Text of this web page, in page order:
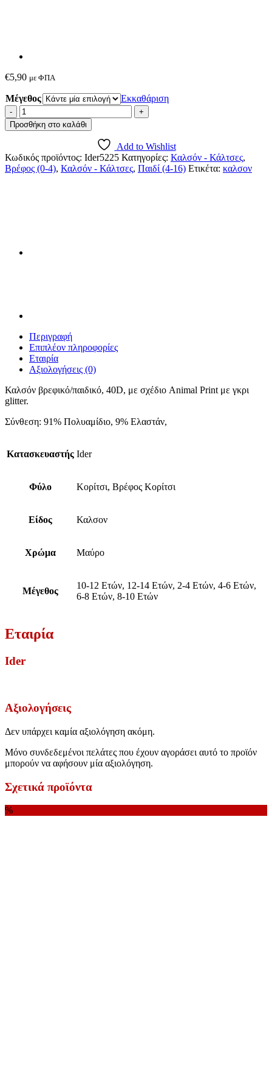
€5,90 με ΦΠΑ
Μέγεθος
Εκκαθάριση
Ider
-
Καλσόν
Παιδικό
Animal
Print
Προσθήκη στο καλάθι
Add to Wishlist
Κωδικός προϊόντος: Ider5225 Κατηγορίες: Καλσόν - Κάλτσες,
Βρέφος (0-4), Καλσόν - Κάλτσες, Παιδί (4-16) Ετικέτα: καλσον
Περιγραφή
Επιπλέον πληροφορίες
Εταιρία
Αξιολογήσεις (0)
Καλσόν βρεφικό/παιδικό, 40D, με σχέδιο Animal Print με γκρι
glitter.
Σύνθεση: 91% Πολυαμίδιο, 9% Ελαστάν,
Κατασκευαστής Ider
Φύλο Κορίτσι, Βρέφος Κορίτσι
Είδος Καλσον
Χρώμα Μαύρο
Μέγεθος
10-12 Ετών, 12-14 Ετών, 2-4 Ετών, 4-6 Ετών,
6-8 Ετών, 8-10 Ετών
Εταιρία
Ider
Αξιολογήσεις
Δεν υπάρχει καμία αξιολόγηση ακόμη.
Μόνο συνδεδεμένοι πελάτες που έχουν αγοράσει αυτό το προϊόν
μπορούν να αφήσουν μία αξιολόγηση.
Σχετικά προϊόντα
%